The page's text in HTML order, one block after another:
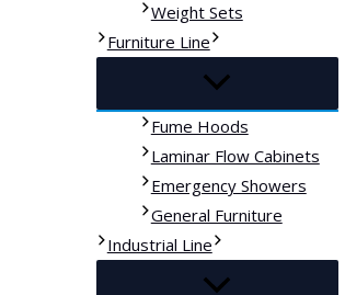
Weight Sets
Furniture Line
Fume Hoods
Laminar Flow Cabinets
Emergency Showers
General Furniture
Industrial Line